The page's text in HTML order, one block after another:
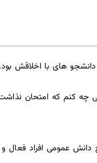
کنم که امتحان
دانش عمومی افراد فعال